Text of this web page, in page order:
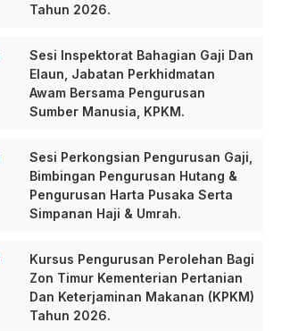
Tahun 2026.
Sesi Inspektorat Bahagian Gaji Dan
Elaun, Jabatan Perkhidmatan
Awam Bersama Pengurusan
Sumber Manusia, KPKM.
Sesi Perkongsian Pengurusan Gaji,
Bimbingan Pengurusan Hutang &
Pengurusan Harta Pusaka Serta
Simpanan Haji & Umrah.
Kursus Pengurusan Perolehan Bagi
Zon Timur Kementerian Pertanian
Dan Keterjaminan Makanan (KPKM)
Tahun 2026.